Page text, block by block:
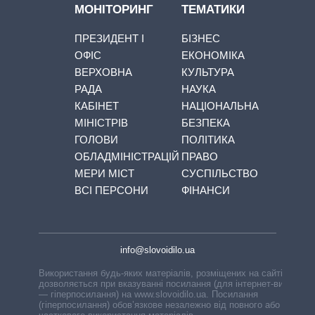
МОНІТОРИНГ
ПРЕЗИДЕНТ І
ОФІС
ВЕРХОВНА
РАДА
КАБІНЕТ
МІНІСТРІВ
ГОЛОВИ
ОБЛАДМІНІСТРАЦІЙ
МЕРИ МІСТ
ВСІ ПЕРСОНИ
ТЕМАТИКИ
БІЗНЕС
ЕКОНОМІКА
КУЛЬТУРА
НАУКА
НАЦІОНАЛЬНА
БЕЗПЕКА
ПОЛІТИКА
ПРАВО
СУСПІЛЬСТВО
ФІНАНСИ
info@slovoidilo.ua
Використання будь-яких матеріалів, розміщених на сайті,
дозволяється при вказуванні посилання (для інтернет-видань
— гіперпосилання) на www.slovoidilo.ua. Посилання
(гіперпосилання) обов’язкове незалежно від повного або